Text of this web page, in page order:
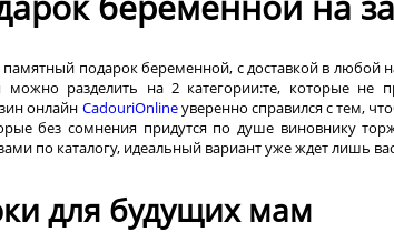
подарок беременной, с доставкой в любой
разделить на 2 категории:те, которые не
онлайн CadouriOnlineуверенно справился с тем,
без сомнения придутся по душе виновнику
по каталогу, идеальный вариант уже ждет лишь
для будущих мам